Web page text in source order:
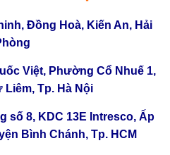
Đồng Hoà, Kiến An, Hải
Việt, Phường Cổ Nhuế 1,
Liêm, Tp. Hà Nội
số 8, KDC 13E Intresco, Ấp
Bình Chánh, Tp. HCM